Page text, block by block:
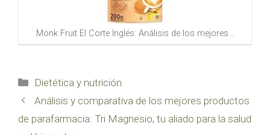
Monk Fruit El Corte Inglés: Análisis de los mejores…
Categorías
Dietética y nutrición
Análisis y comparativa de los mejores productos
de parafarmacia: Tri Magnesio, tu aliado para la salud